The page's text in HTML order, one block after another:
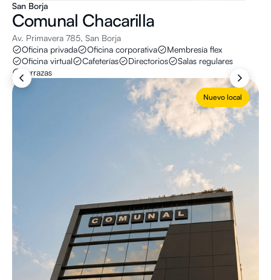
San Borja
Comunal Chacarilla
Av. Primavera 785, San Borja
Oficina privada
Oficina corporativa
Membresía flex
Oficina virtual
Cafeterías Directorios
Salas regulares
Terrazas
Nuevo local